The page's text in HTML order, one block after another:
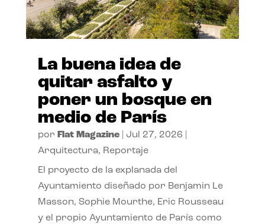
La buena idea de
quitar asfalto y
poner un bosque en
medio de París
por Flat Magazine| Jul 27, 2026
Arquitectura, Reportaje
El proyecto de la explanada del
Ayuntamiento diseñado por Benjamin Le
Masson, Sophie Mourthe, Eric Rousseau
y el propio Ayuntamiento de París como